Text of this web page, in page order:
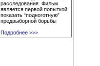
расследования. Фильм
является первой попыткой
показать “подноготную”
предвыборной борьбы
Подробнее >>>